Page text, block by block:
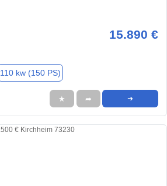
15.890 €
110 kw (150 PS)
★ ➦ ➜